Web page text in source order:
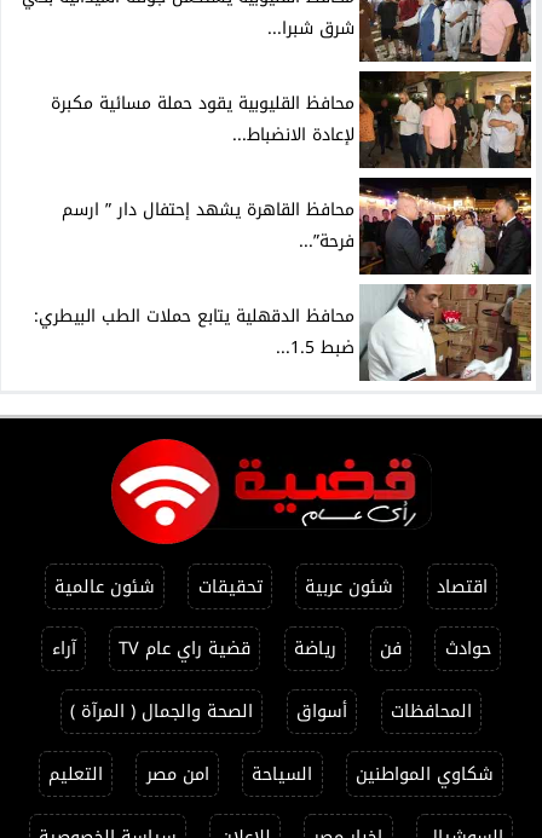
شرق شبرا...
محافظ القليوبية يقود حملة مسائية مكبرة
لإعادة الانضباط...
محافظ القاهرة يشهد إحتفال دار ” ارسم
فرحة”...
محافظ الدقهلية يتابع حملات الطب البيطري:
ضبط 1.5...
اقتصاد شئون عربية تحقيقات
شئون عالمية
حوادث
فن رياضة قضية راي عام TV
آراء
المحافظات
أسواق
الصحة والجمال ( المرآة )
شكاوي المواطنين
السياحة امن مصر
التعليم